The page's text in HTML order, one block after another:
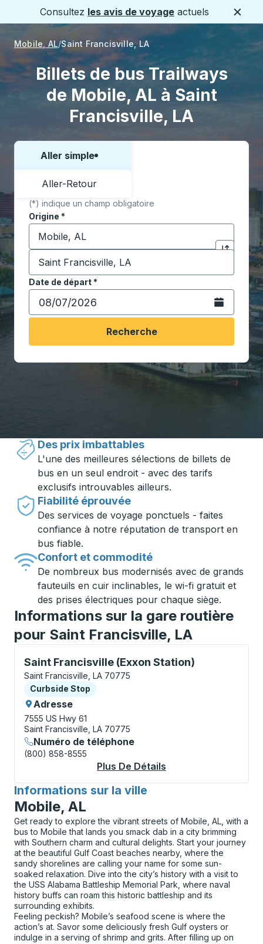
Consultez les avis de voyage actuels
Mobile, AL Saint Francisville, LA
Billets de bus Trailways
de Mobile, AL à Saint
Francisville, LA
Choisissez un sens ou un aller-retour:
Aller simple
Aller-Retour
(*) indique un champ obligatoire
Origine *
Commencez à saisir la ville d'origine pour ouvrir
Cliquez
Destination *
Commencez à saisir la ville de destination pour
Date de départ*
Tapez la date au format date Barre oblique du mois à
Ouvrez le
Recherche
Des prix imbattables
L'une des meilleures sélections de billets de
bus en un seul endroit - avec des tarifs
exclusifs introuvables ailleurs.
Fiabilité éprouvée
Des services de voyage ponctuels - faites
confiance à notre réputation de transport en
bus fiable.
Confort et commodité
De nombreux bus modernisés avec de grands
fauteuils en cuir inclinables, le wi-fi gratuit et
des prises électriques pour chaque siège.
Informations sur la gare routière
pour Saint Francisville, LA
Saint Francisville (Exxon Station)
Curbside Stop, utilisez les touches fléchées ou la
Saint Francisville, LA 70775
Curbside Stop
Curbside Stop
Adresse
7555 US Hwy 61
Saint Francisville, LA 70775
Numéro de téléphone
(800) 858-8555
Plus De Détails
Informations sur la ville
pour
Mobile, AL
Get ready to explore the vibrant streets of Mobile, AL, with a
bus to Mobile that lands you smack dab in a city brimming
with Southern charm and cultural delights. Start your journey
at the beautiful Gulf Coast beaches nearby, where the
sandy shorelines are calling your name for some sun-
soaked relaxation. Dive into the city’s history with a visit to
the USS Alabama Battleship Memorial Park, where naval
history buffs can roam this historic battleship and its
surrounding exhibits.
Feeling peckish? Mobile’s seafood scene is where the
action’s at. Savor some deliciously fresh Gulf oysters or
indulge in a serving of shrimp and grits. After filling up on